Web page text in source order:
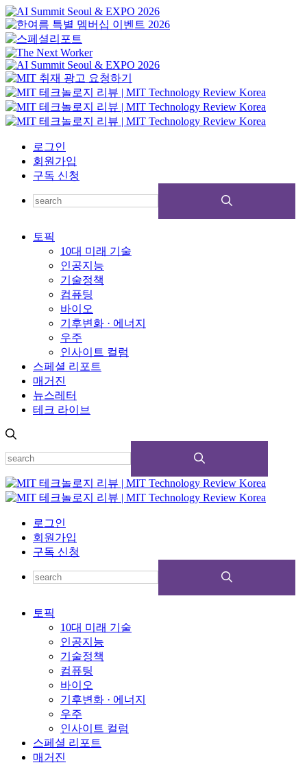
로그인
회원가입
구독 신청
토픽
10대 미래 기술
인공지능
기술정책
컴퓨팅
바이오
기후변화 · 에너지
우주
인사이트 컬럼
스페셜 리포트
매거진
뉴스레터
테크 라이브
로그인
회원가입
구독 신청
토픽
10대 미래 기술
인공지능
기술정책
컴퓨팅
바이오
기후변화 · 에너지
우주
인사이트 컬럼
스페셜 리포트
매거진